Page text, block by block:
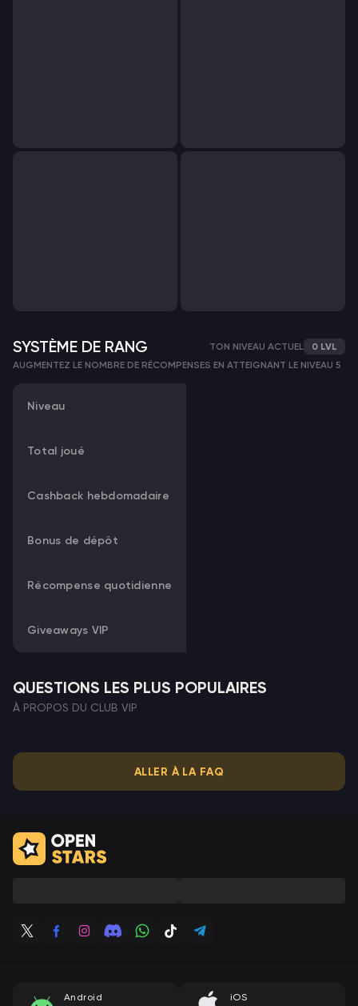
SYSTÈME DE RANG TON NIVEAU ACTUEL
0 LVL
AUGMENTEZ LE NOMBRE DE RÉCOMPENSES EN ATTEIGNANT LE NIVEAU 5
Niveau
Total joué
Cashback hebdomadaire
Bonus de dépôt
Récompense quotidienne
Giveaways VIP
QUESTIONS LES PLUS POPULAIRES
À PROPOS DU CLUB VIP
ALLER À LA FAQ
Android iOS